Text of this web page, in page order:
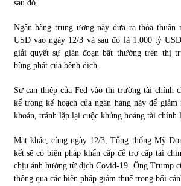
sau đó.
Ngân hàng trung ương này đưa ra thỏa
USD vào ngày 12/3 và sau đó là 1.000 tỷ
giải quyết sự gián đoạn bất thường trên thị
bùng phát của bệnh dịch.
Sự can thiệp của Fed vào thị trường tài chính
kể trong kế hoạch của ngân hàng này để
khoán, tránh lặp lại cuộc khủng hoảng tài chính
Mặt khác, cùng ngày 12/3, Tổng thống Mỹ
kết sẽ có biện pháp khẩn cấp để trợ cấp tài
chịu ảnh hưởng từ dịch Covid-19. Ông Trump
thông qua các biện pháp giảm thuế trong bối